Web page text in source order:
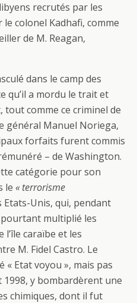
recrutés par les
colonel Kadhafi, comme
de M. Reagan,
dans le camp des
qu’il a mordu le trait et
tout comme ce criminel de
général Manuel Noriega,
forfaits furent commis
– de Washington.
catégorie pour son
le « terrorisme
Etats-Unis, qui, pendant
multiplié les
caraïbe et les
M. Fidel Castro. Le
« Etat voyou », mais pas
1998, y bombardèrent une
chimiques, dont il fut